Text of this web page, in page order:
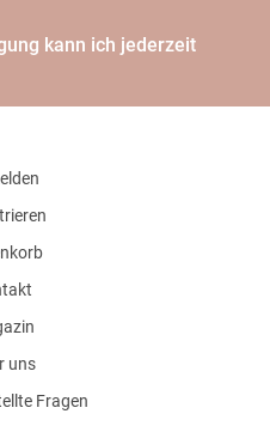
kann ich jederzeit
uns
Fragen